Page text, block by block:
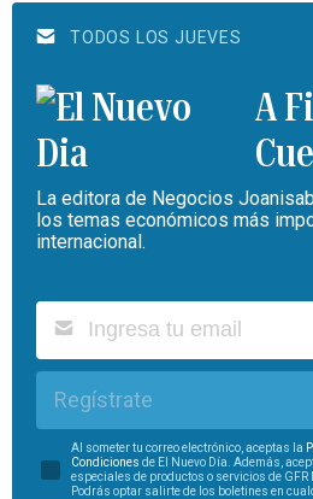
TODOS LOS JUEVES
A
La editora de Negocios
los temas económicos más
internacional.
Regístrate
Al someter tu correo electrónico, aceptas la
Condiciones de El Nuevo Día. Además,
especiales de productos o servicios de
Podrás optar salirte de los boletines en